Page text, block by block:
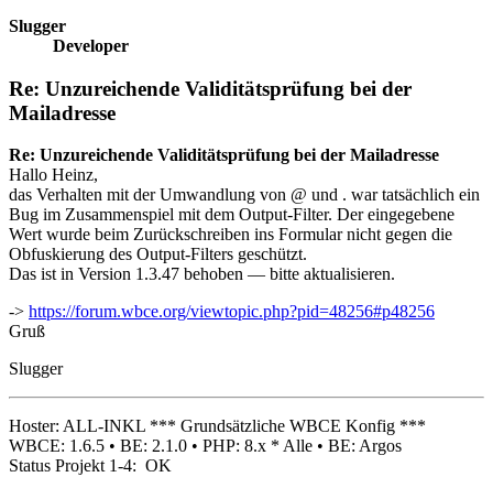
Slugger
Developer
Re: Unzureichende Validitätsprüfung bei der
Mailadresse
Re: Unzureichende Validitätsprüfung bei der Mailadresse
Hallo Heinz,
das Verhalten mit der Umwandlung von @ und . war tatsächlich ein
Bug im Zusammenspiel mit dem Output-Filter. Der eingegebene
Wert wurde beim Zurückschreiben ins Formular nicht gegen die
Obfuskierung des Output-Filters geschützt.
Das ist in Version 1.3.47 behoben — bitte aktualisieren.
-> https://forum.wbce.org/viewtopic.php?pid=48256#p48256
Gruß
Slugger
Hoster: ALL-INKL *** Grundsätzliche WBCE Konfig ***
WBCE: 1.6.5 • BE: 2.1.0 • PHP: 8.x * Alle • BE: Argos
Status Projekt 1-4: OK